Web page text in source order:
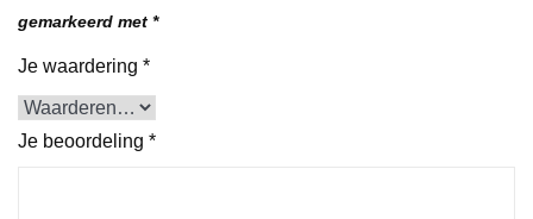
gemarkeerd met *
Je waardering *
Je beoordeling *